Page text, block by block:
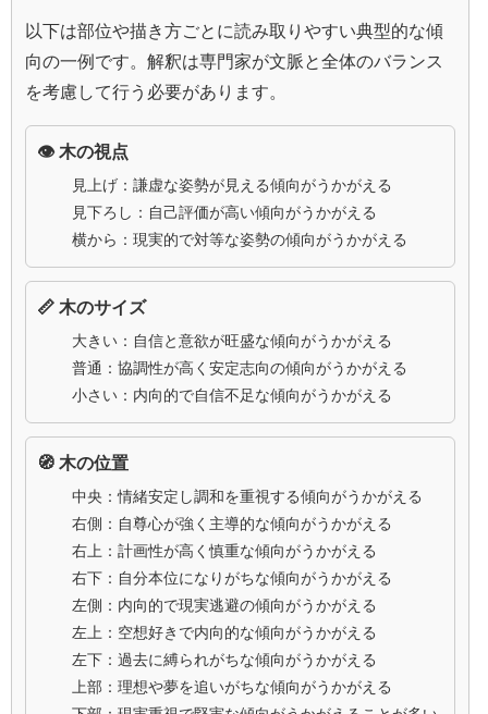
以下は部位や描き方ごとに読み取りやすい典型的な傾
向の一例です。解釈は専門家が文脈と全体のバランス
を考慮して行う必要があります。
👁️ 木の視点
見上げ：謙虚な姿勢が見える傾向がうかがえる
見下ろし：自己評価が高い傾向がうかがえる
横から：現実的で対等な姿勢の傾向がうかがえる
📏 木のサイズ
大きい：自信と意欲が旺盛な傾向がうかがえる
普通：協調性が高く安定志向の傾向がうかがえる
小さい：内向的で自信不足な傾向がうかがえる
🧭 木の位置
中央：情緒安定し調和を重視する傾向がうかがえる
右側：自尊心が強く主導的な傾向がうかがえる
右上：計画性が高く慎重な傾向がうかがえる
右下：自分本位になりがちな傾向がうかがえる
左側：内向的で現実逃避の傾向がうかがえる
左上：空想好きで内向的な傾向がうかがえる
左下：過去に縛られがちな傾向がうかがえる
上部：理想や夢を追いがちな傾向がうかがえる